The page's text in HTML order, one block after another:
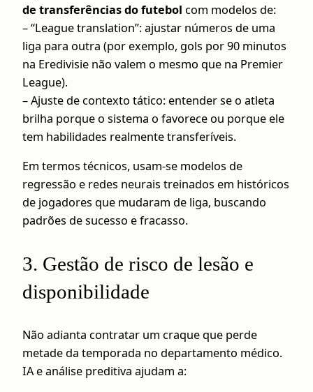
de transferências do futebol com modelos de:
– “League translation”: ajustar números de uma
liga para outra (por exemplo, gols por 90 minutos
na Eredivisie não valem o mesmo que na Premier
League).
– Ajuste de contexto tático: entender se o atleta
brilha porque o sistema o favorece ou porque ele
tem habilidades realmente transferíveis.
Em termos técnicos, usam-se modelos de
regressão e redes neurais treinados em históricos
de jogadores que mudaram de liga, buscando
padrões de sucesso e fracasso.
3. Gestão de risco de lesão e
disponibilidade
Não adianta contratar um craque que perde
metade da temporada no departamento médico.
IA e análise preditiva ajudam a: